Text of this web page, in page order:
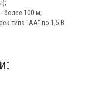
более 100 м;
типа "АА" по 1,5 В